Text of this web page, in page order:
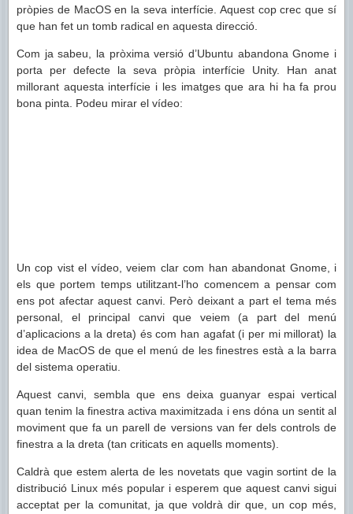
pròpies de MacOS en la seva interfície. Aquest cop crec que sí
que han fet un tomb radical en aquesta direcció.
Com ja sabeu, la pròxima versió d’Ubuntu abandona Gnome i
porta per defecte la seva pròpia interfície Unity. Han anat
millorant aquesta interfície i les imatges que ara hi ha fa prou
bona pinta. Podeu mirar el vídeo:
Un cop vist el vídeo, veiem clar com han abandonat Gnome, i
els que portem temps utilitzant-l’ho comencem a pensar com
ens pot afectar aquest canvi. Però deixant a part el tema més
personal, el principal canvi que veiem (a part del menú
d’aplicacions a la dreta) és com han agafat (i per mi millorat) la
idea de MacOS de que el menú de les finestres està a la barra
del sistema operatiu.
Aquest canvi, sembla que ens deixa guanyar espai vertical
quan tenim la finestra activa maximitzada i ens dóna un sentit al
moviment que fa un parell de versions van fer dels controls de
finestra a la dreta (tan criticats en aquells moments).
Caldrà que estem alerta de les novetats que vagin sortint de la
distribució Linux més popular i esperem que aquest canvi sigui
acceptat per la comunitat, ja que voldrà dir que, un cop més,